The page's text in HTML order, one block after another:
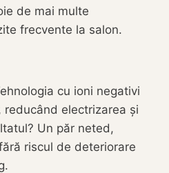
de mai multe
frecvente la salon.
cu ioni negativi
electrizarea și
Un păr neted,
riscul de deteriorare